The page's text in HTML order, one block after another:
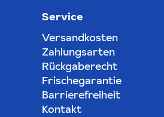
Service
Versandkosten
Zahlungsarten
Rückgaberecht
Frischegarantie
Barrierefreiheit
Kontakt